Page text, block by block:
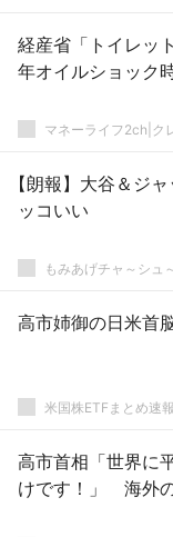
経産省「トイレッ
年オイルショック
マネーライフ2ch|ク
【朗報】大谷＆ジ
ッコいい
もみあげチャ～シュ～
高市姉御の日米首
米国株ETFまとめ速報
高市首相「世界に
けです！」 海外の